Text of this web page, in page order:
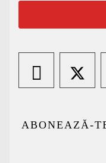
ABONEAZĂ-